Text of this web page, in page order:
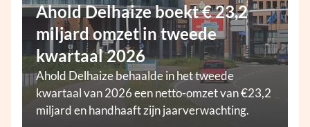
Ahold Delhaize boekt € 23,2
miljard omzet in tweede
kwartaal 2026
Ahold Delhaize behaalde in het tweede
kwartaal van 2026 een netto-omzet van €23,2
miljard en handhaaft zijn jaarverwachting.